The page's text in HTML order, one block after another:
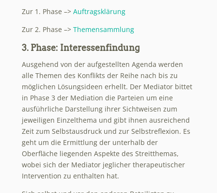
Zur 1. Phase –> Auftragsklärung
Zur 2. Phase –> Themensammlung
3. Phase: Interessenfindung
Ausgehend von der aufgestellten Agenda werden
alle Themen des Konflikts der Reihe nach bis zu
möglichen Lösungsideen erhellt. Der Mediator bittet
in Phase 3 der Mediation die Parteien um eine
ausführliche Darstellung ihrer Sichtweisen zum
jeweiligen Einzelthema und gibt ihnen ausreichend
Zeit zum Selbstausdruck und zur Selbstreflexion. Es
geht um die Ermittlung der unterhalb der
Oberfläche liegenden Aspekte des Streitthemas,
wobei sich der Mediator jeglicher therapeutischer
Intervention zu enthalten hat.